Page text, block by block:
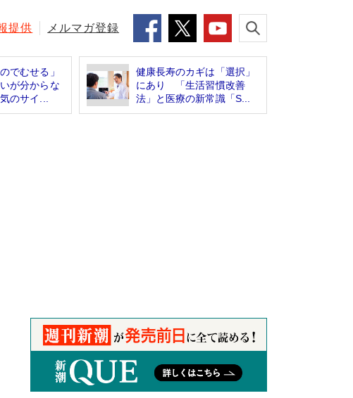
提供 メルマガ登録
でむせる」
が分からな
のサイ...
健康長寿のカギは「選択」
にあり 「生活習慣改善
法」と医療の新常識「S...